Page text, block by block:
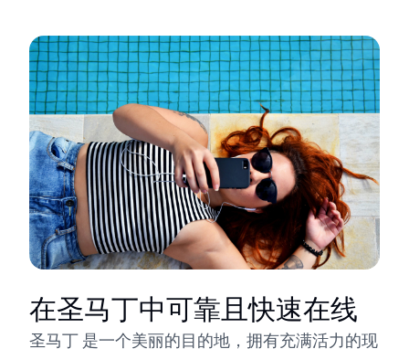
在圣马丁中可靠且快速在线
圣马丁 是一个美丽的目的地，拥有充满活力的现